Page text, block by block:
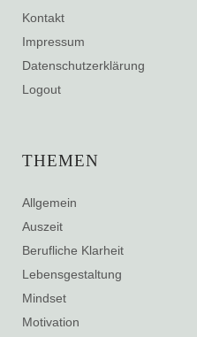
Kontakt
Impressum
Datenschutzerklärung
Logout
THEMEN
Allgemein
Auszeit
Berufliche Klarheit
Lebensgestaltung
Mindset
Motivation